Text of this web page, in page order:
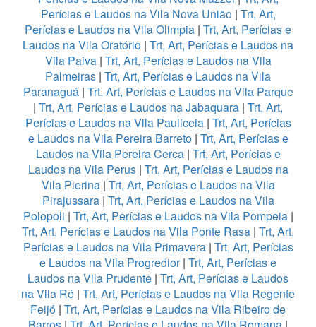
Perícias e Laudos na Vila Nova União| Trt, Art,
Perícias e Laudos na Vila Olimpia | Trt, Art, Perícias e
Laudos na Vila Oratório | Trt, Art, Perícias e Laudos na
Vila Paiva| Trt, Art, Perícias e Laudos na Vila
Palmeiras | Trt, Art, Perícias e Laudos na Vila
Paranaguá| Trt, Art, Perícias e Laudos na Vila Parque
| Trt, Art, Perícias e Laudos na Jabaquara | Trt, Art,
Perícias e Laudos na Vila Pauliceia| Trt, Art, Perícias
e Laudos na Vila Pereira Barreto| Trt, Art, Perícias e
Laudos na Vila Pereira Cerca| Trt, Art, Perícias e
Laudos na Vila Perus| Trt, Art, Perícias e Laudos na
Vila Pierina| Trt, Art, Perícias e Laudos na Vila
Pirajussara| Trt, Art, Perícias e Laudos na Vila
Polopoli | Trt, Art, Perícias e Laudos na Vila Pompeia|
Trt, Art, Perícias e Laudos na Vila Ponte Rasa | Trt, Art,
Perícias e Laudos na Vila Primavera| Trt, Art, Perícias
e Laudos na Vila Progredior| Trt, Art, Perícias e
Laudos na Vila Prudente | Trt, Art, Perícias e Laudos
na Vila Ré | Trt, Art, Perícias e Laudos na Vila Regente
Feijó | Trt, Art, Perícias e Laudos na Vila Ribeiro de